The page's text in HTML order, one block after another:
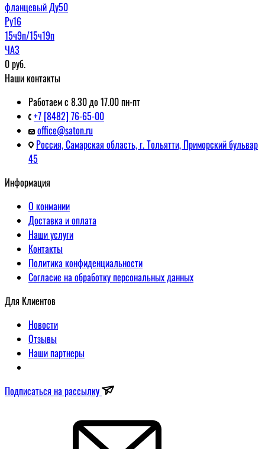
фланцевый Ду50
Ру16
15ч9п/15ч19п
ЧАЗ
0руб.
Наши контакты
Работаем с 8.30 до 17.00 пн-пт
+7 [8482] 76-65-00
office@saton.ru
Россия, Самарская область, г. Тольятти, Приморский бульвар
45
Информация
О конмании
Доставка и оплата
Наши услуги
Контакты
Политика конфиденциальности
Согласие на обработку персональных данных
Для Клиентов
Новости
Отзывы
Наши партнеры
Подписаться на рассылку